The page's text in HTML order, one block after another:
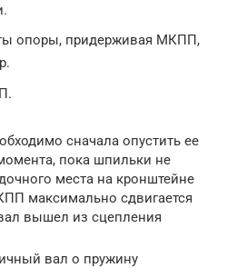
опоры, придерживая МКПП,
сначала опустить ее
пока шпильки не
места на кронштейне
максимально сдвигается
вышел из сцепления
вал о пружину